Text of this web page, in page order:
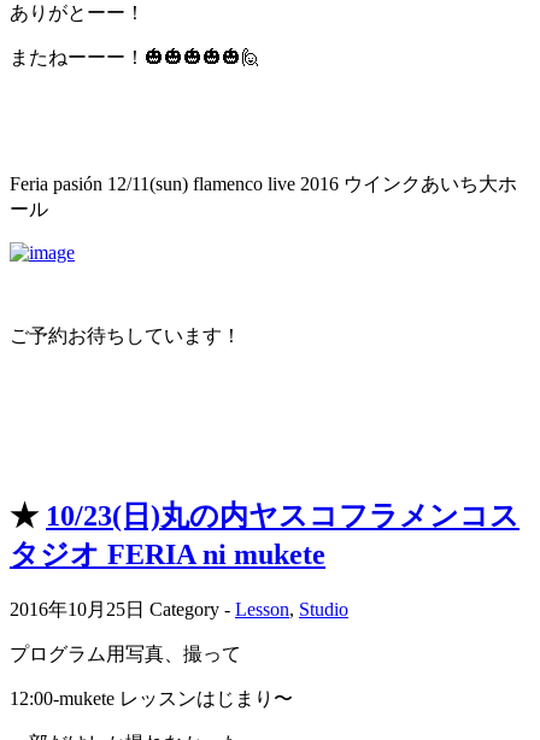
ありがとーー！
またねーーー！🎃🎃🎃🎃🎃🙋
Feria pasión 12/11(sun) flamenco live 2016 ウインクあいち大ホ
ール
ご予約お待ちしています！
★ 10/23(日)丸の内ヤスコフラメンコス
タジオ FERIA ni mukete
2016年10月25日 Category - Lesson, Studio
プログラム用写真、撮って
12:00-mukete レッスンはじまり〜